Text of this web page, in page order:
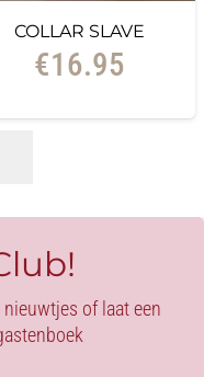
COLLAR SLAVE
€16.95
of laat een